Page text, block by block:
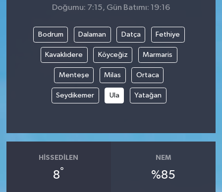
Doğumu: 7:15, Gün Batımı: 19:16
Bodrum Dalaman Datça Fethiye
Kavaklıdere Köyceğiz Marmaris
Menteşe Milas Ortaca
Seydikemer Ula Yatağan
HISSEDILEN
8°
NEM
%85